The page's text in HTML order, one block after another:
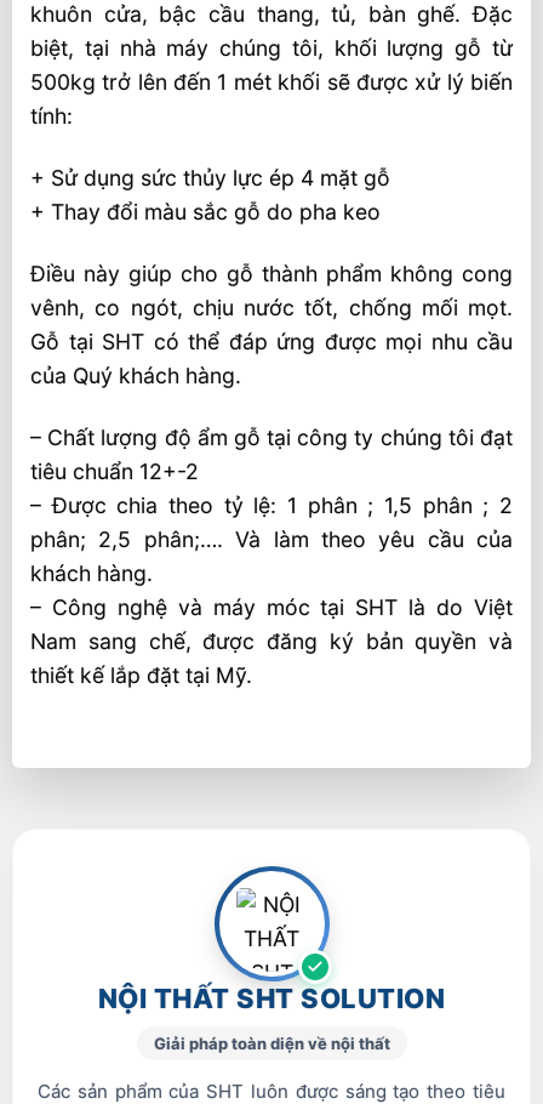
khuôn cửa, bậc cầu thang, tủ, bàn ghế. Đặc
biệt, tại nhà máy chúng tôi, khối lượng gỗ từ
500kg trở lên đến 1 mét khối sẽ được xử lý biến
tính:
+ Sử dụng sức thủy lực ép 4 mặt gỗ
+ Thay đổi màu sắc gỗ do pha keo
Điều này giúp cho gỗ thành phẩm không cong
vênh, co ngót, chịu nước tốt, chống mối mọt.
Gỗ tại SHT có thể đáp ứng được mọi nhu cầu
của Quý khách hàng.
– Chất lượng độ ẩm gỗ tại công ty chúng tôi đạt
tiêu chuẩn 12+-2
– Được chia theo tỷ lệ: 1 phân ; 1,5 phân ; 2
phân; 2,5 phân;…. Và làm theo yêu cầu của
khách hàng.
– Công nghệ và máy móc tại SHT là do Việt
Nam sang chế, được đăng ký bản quyền và
thiết kế lắp đặt tại Mỹ.
NỘI THẤT SHT SOLUTION
Giải pháp toàn diện về nội thất
Các sản phẩm của SHT luôn được sáng tạo theo tiêu